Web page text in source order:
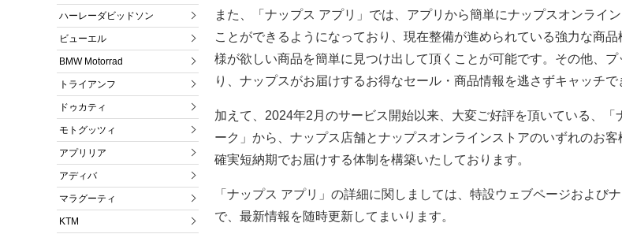
ハーレーダビッドソン
ビューエル
BMW Motorrad
トライアンフ
ドゥカティ
モトグッツィ
アプリリア
アディバ
マラグーティ
KTM
また、「ナップス アプリ」では、アプリから簡単にナップスオンライ
ことができるようになっており、現在整備が進められている強力な商
様が欲しい商品を簡単に見つけ出して頂くことが可能です。その他、プ
り、ナップスがお届けするお得なセール・商品情報を逃さずキャッチで
加えて、2024年2月のサービス開始以来、大変ご好評を頂いている、「
ーク」から、ナップス店舗とナップスオンラインストアのいずれのお
確実短納期でお届けする体制を構築いたしております。
「ナップス アプリ」の詳細に関しましては、特設ウェブページおよび
で、最新情報を随時更新してまいります。